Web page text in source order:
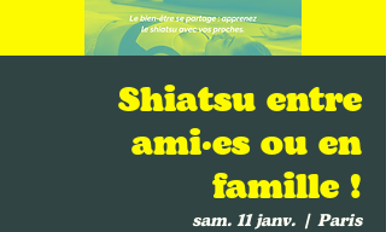
Shiatsu entre
ami·es ou en
famille !
sam. 11 janv.
  |
Paris